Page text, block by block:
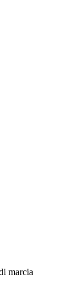
marcia